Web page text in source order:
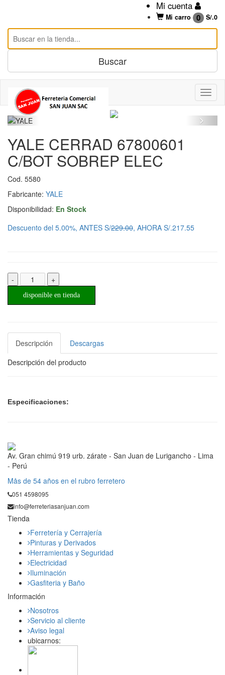
Mi cuenta
Mi carro 0 S/.0
YALE CERRAD 67800601
C/BOT SOBREP ELEC
Cod. 5580
Fabricante: YALE
Disponibilidad: En Stock
Descuento del 5.00%, ANTES S/229.00, AHORA S/.217.55
- +
disponible en tienda
Descripción
Descargas
Descripción del producto
Especificaciones:
Av. Gran chimú 919 urb. zárate - San Juan de Lurigancho - Lima
- Perú
Mås de 54 años en el rubro ferretero
051 4598095
info@ferreteriasanjuan.com
Tienda
Ferretería y Cerrajería
Pinturas y Derivados
Herramientas y Seguridad
Electricidad
Iluminación
Gasfiteria y Baño
Información
Nosotros
Servicio al cliente
Aviso legal
ubicarnos: